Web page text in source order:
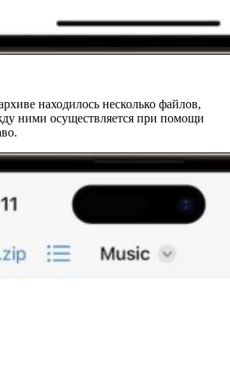
находилось несколько файлов,
ними осуществляется при помощи